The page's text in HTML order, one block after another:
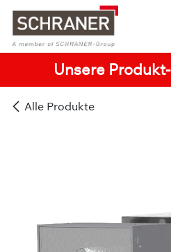
Zum Inhalt springen
Unsere
Alle Produkte